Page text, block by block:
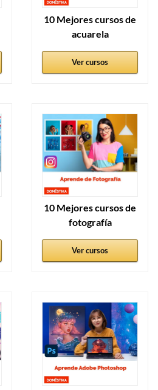
10 Mejores cursos de
acuarela
Ver cursos
10 Mejores cursos de
fotografía
Ver cursos